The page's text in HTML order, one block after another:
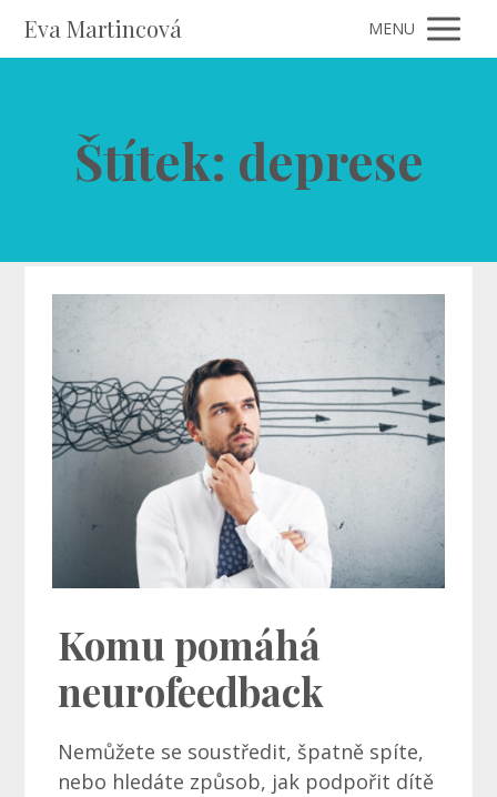
Eva Martincová MENU
Štítek: deprese
Komu pomáhá
neurofeedback
Nemůžete se soustředit, špatně spíte,
nebo hledáte způsob, jak podpořit dítě